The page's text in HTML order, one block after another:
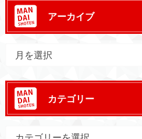
アーカイブ
カテゴリー